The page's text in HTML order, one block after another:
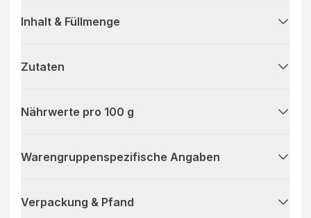
Inhalt & Füllmenge
Zutaten
Nährwerte pro 100 g
Warengruppenspezifische Angaben
Verpackung & Pfand